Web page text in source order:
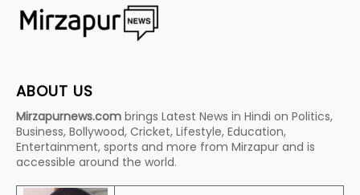
ABOUT US
Mirzapurnews.com brings Latest News in Hindi on Politics,
Business, Bollywood, Cricket, Lifestyle, Education,
Entertainment, sports and more from Mirzapur and is
accessible around the world.